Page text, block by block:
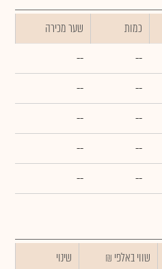
כמות
שער מכירה
--
--
--
--
--
--
--
--
--
--
₪ שווי באלפי
שינוי